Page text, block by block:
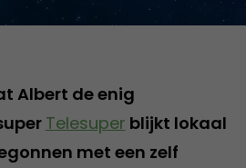
Albert de enig
Telesuper blijkt lokaal
met een zelf